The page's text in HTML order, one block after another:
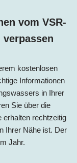
vom VSR-
verpassen
kostenlosen
Informationen
in Ihrer
Sie über die
erhalten rechtzeitig
Ihrer Nähe ist. Der
Jahr.